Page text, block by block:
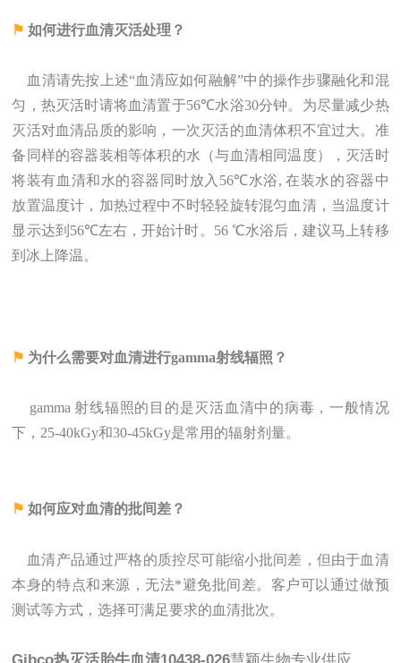
⚑如何进行血清灭活处理？
血清请先按上述“血清应如何融解”中的操作步骤融化和混
匀，热灭活时请将血清置于56℃水浴30分钟。为尽量减少热
灭活对血清品质的影响，一次灭活的血清体积不宜过大。准
备同样的容器装相等体积的水（与血清相同温度），灭活时
将装有血清和水的容器同时放入56℃水浴, 在装水的容器中
放置温度计，加热过程中不时轻轻旋转混匀血清，当温度计
显示达到56℃左右，开始计时。56 ℃水浴后，建议马上转移
到冰上降温。
⚑ 为什么需要对血清进行gamma射线辐照？
gamma 射线辐照的目的是灭活血清中的病毒，一般情况
下，25-40kGy和30-45kGy是常用的辐射剂量。
⚑如何应对血清的批间差？
血清产品通过严格的质控尽可能缩小批间差，但由于血清
本身的特点和来源，无法*避免批间差。客户可以通过做预
测试等方式，选择可满足要求的血清批次。